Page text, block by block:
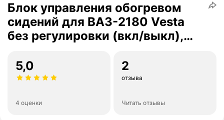
Блок управления обогревом
сидений для ВАЗ-2180 Vesta
без регулировки (вкл/выкл),
5,0
4 оценки
2
отзыва
Читать отзывы